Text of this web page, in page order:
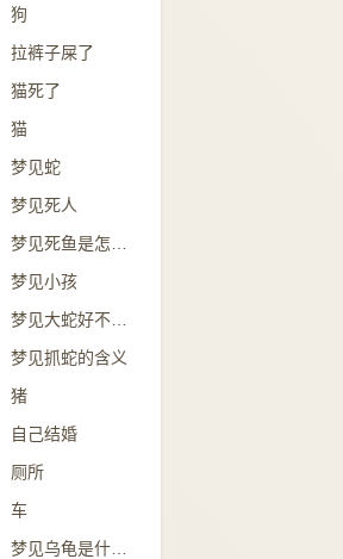
狗
拉裤子屎了
猫死了
猫
梦见蛇
梦见死人
梦见小孩
梦见大蛇好不好？
梦见抓蛇的含义
猪
自己结婚
厕所
车
梦见乌龟是什么意思？